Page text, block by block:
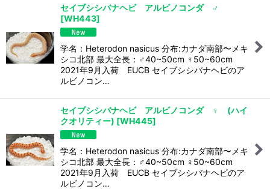
セイブシシバナヘビ アルビノコンダ ♂
[WH443]
学名：Heterodon nasicus 分布:カナダ南部〜メキ
シコ北部 最大全長：♂40~50cm ♀50~60cm
2021年9月入荷 EUCB セイブシシバナヘビのア
ルビノコン…
セイブシシバナヘビ アルビノコンダ ♀ (ハイ
クオリティー) [WH445]
学名：Heterodon nasicus 分布:カナダ南部〜メキ
シコ北部 最大全長：♂40~50cm ♀50~60cm
2021年9月入荷 EUCB セイブシシバナヘビのア
ルビノコン…